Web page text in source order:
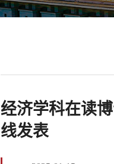
经济学科在读
线发表